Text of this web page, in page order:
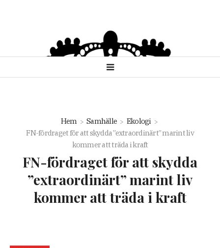
Hem Samhälle
Ekologi
FN-fördraget för att skydda ”extraordinärt” marint liv
kommer att träda i kraft
FN-fördraget för att skydda
”extraordinärt” marint liv
kommer att träda i kraft